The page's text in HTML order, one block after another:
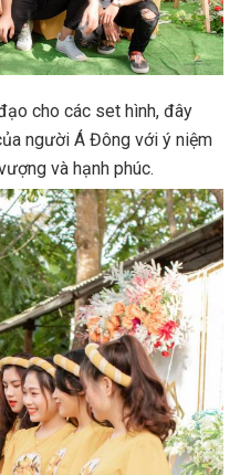
cho các set hình, đây
người Á Đông với ý niệm
và hạnh phúc.